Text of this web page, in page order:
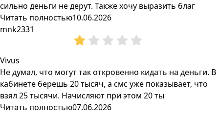
сильно деньги не дерут. Также хочу выразить благ
Читать полностью10.06.2026
mnk2331
Vivus
Не думал, что могут так откровенно кидать на деньги. В
кабинете берешь 20 тысяч, а смс уже показывает, что
взял 25 тысячи. Начисляют при этом 20 ты
Читать полностью07.06.2026